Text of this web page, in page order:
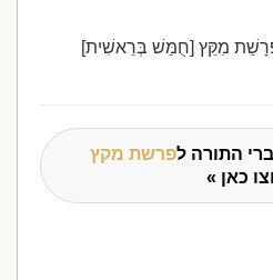
מִקֵּץ [חֻמַּשׁ בְּרֵאשִׁית]
התורה לפרשת מקץ
כאן »